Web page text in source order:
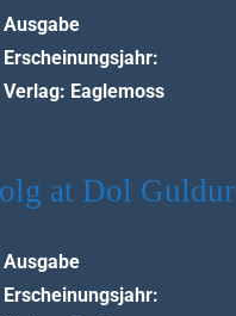
Ausgabe
Erscheinungsjahr:
Verlag: Eaglemoss
at Dol Guldur
Ausgabe
Erscheinungsjahr: